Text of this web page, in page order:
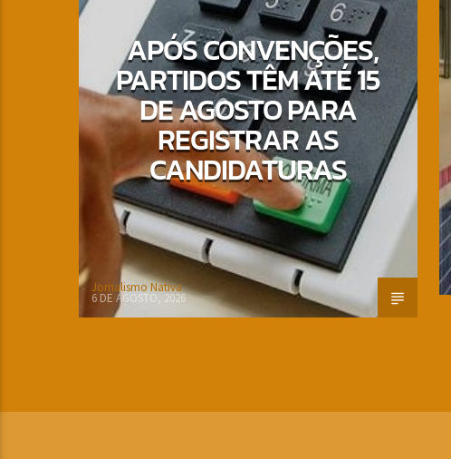
APÓS CONVENÇÕES,
PARTIDOS TÊM ATÉ 15
DE AGOSTO PARA
REGISTRAR AS
CANDIDATURAS
Jornalismo Nativa
6 DE AGOSTO, 2026